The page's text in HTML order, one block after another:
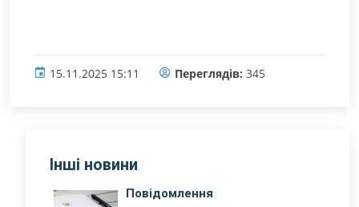
15.11.2025 15:11 Переглядів: 345
Інші новини
Повідомлення